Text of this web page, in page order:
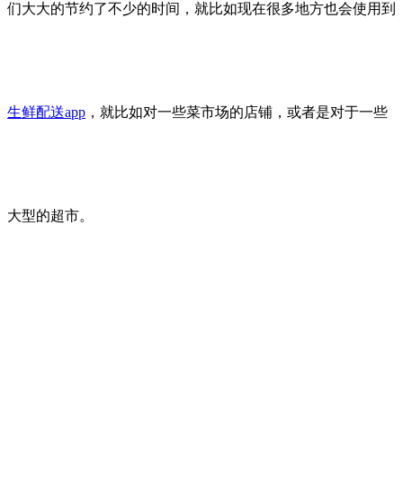
们大大的节约了不少的时间，就比如现在很多地方也会使用到
生鲜配送app ，就比如对一些菜市场的店铺，或者是对于一些
大型的超市。